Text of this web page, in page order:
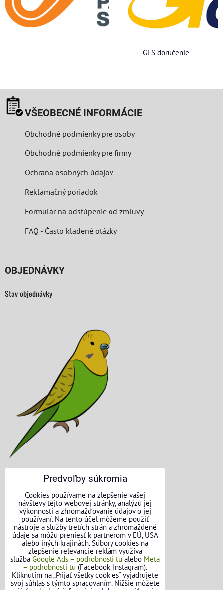
GLS doručenie
VŠEOBECNÉ INFORMÁCIE
Obchodné podmienky pre osoby
Obchodné podmienky pre firmy
Ochrana osobných údajov
Reklamačný poriadok
Formulár na odstúpenie od zmluvy
FAQ - Často kladené otázky
OBJEDNÁVKY
Stav objednávky
KONTAKTNÉ ÚDAJE
O nás
Kontakt
Požičovňa náradia
Názory našich zákazníkov
Predvoľby súkromia
Cookies používame na zlepšenie vašej
návštevy tejto webovej stránky, analýzu jej
výkonnosti a zhromažďovanie údajov o jej
používaní. Na tento účel môžeme použiť
nástroje a služby tretích strán a zhromaždené
údaje sa môžu preniesť k partnerom v EÚ, USA
alebo iných krajinách. Súbory cookies na
zlepšenie relevancie reklám využíva
služba Google Ads – podrobnosti tu alebo Meta
– podrobnosti tu (Facebook, Instagram).
Kliknutím na „Prijať všetky cookies“ vyjadrujete
svoj súhlas s týmto spracovaním. Nižšie môžete